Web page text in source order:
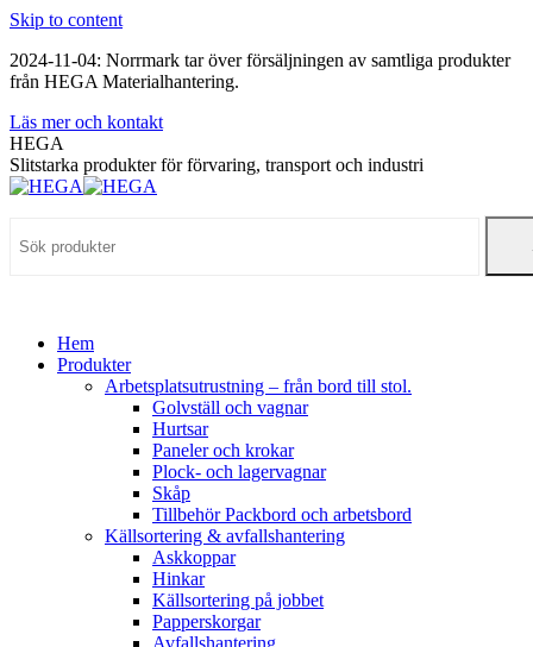
Skip to content
2024-11-04: Norrmark tar över försäljningen av samtliga produkter
från HEGA Materialhantering.
Läs mer och kontakt
HEGA
Slitstarka produkter för förvaring, transport och industri
Hem
Produkter
Arbetsplatsutrustning – från bord till stol.
Golvställ och vagnar
Hurtsar
Paneler och krokar
Plock- och lagervagnar
Skåp
Tillbehör Packbord och arbetsbord
Källsortering & avfallshantering
Askkoppar
Hinkar
Källsortering på jobbet
Papperskorgar
Avfallshantering